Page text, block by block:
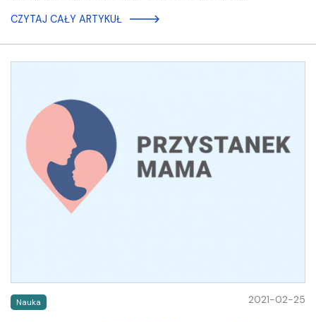
CZYTAJ CAŁY ARTYKUŁ
Nauka 2021-02-25